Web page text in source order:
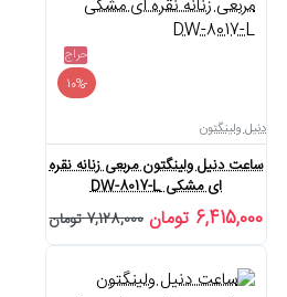
حراج
-10%
دنیل ولینگتون
ساعت دنیل ولینگتون مربعی زنانه نقره
ای مشکی DW-8017-L
6,415,000 تومان 7,128,000 تومان